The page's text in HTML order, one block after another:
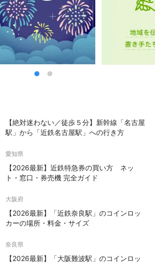
【絶対迷わない／徒歩５分】新幹線「名古屋
駅」から「近鉄名古屋駅」への行き方
愛知県
【2026最新】近鉄特急券の買い方 ネッ
ト・窓口・券売機 完全ガイド
大阪府
【2026最新】「近鉄奈良駅」のコインロッ
カーの場所・料金・サイズ
奈良県
【2026最新】「大阪難波駅」のコインロッ